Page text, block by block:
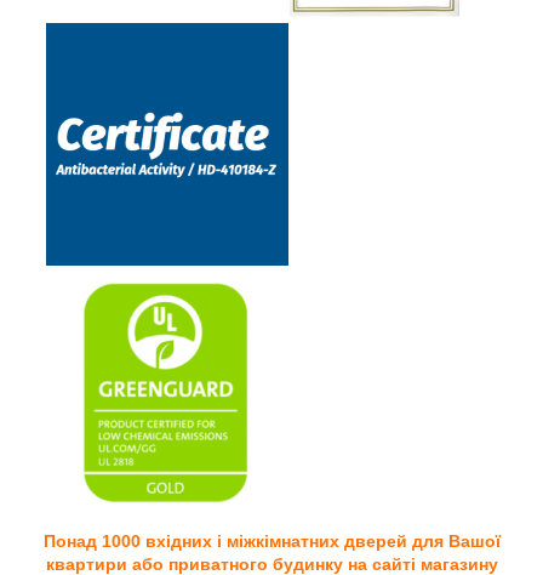
Понад 1000 вхідних і міжкімнатних дверей для Вашої
квартири або приватного будинку на сайті магазину